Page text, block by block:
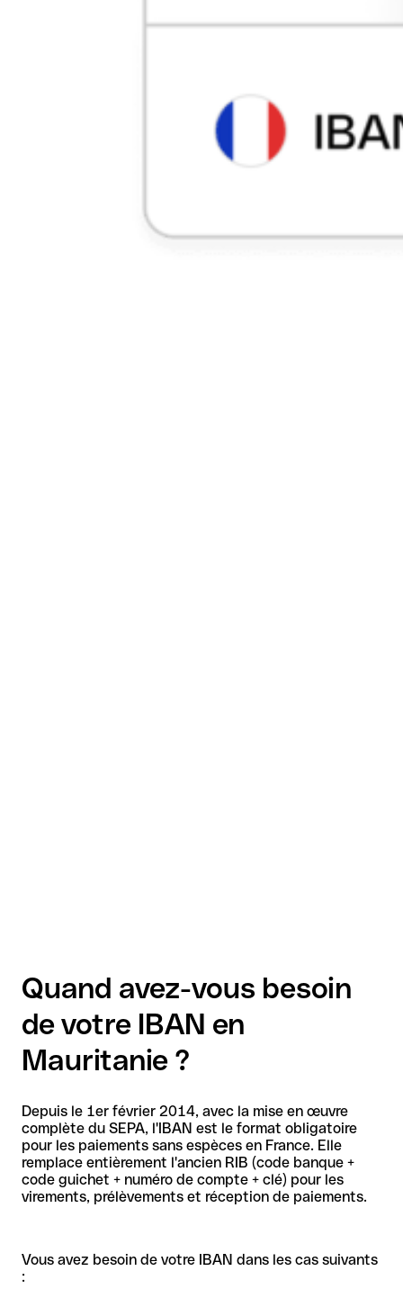
Quand avez-vous besoin
de votre IBAN en
Mauritanie ?
Depuis le 1er février 2014, avec la mise en œuvre
complète du SEPA, l'IBAN est le format obligatoire
pour les paiements sans espèces en France. Elle
remplace entièrement l'ancien RIB (code banque +
code guichet + numéro de compte + clé) pour les
virements, prélèvements et réception de paiements.
Vous avez besoin de votre IBAN dans les cas suivants
: